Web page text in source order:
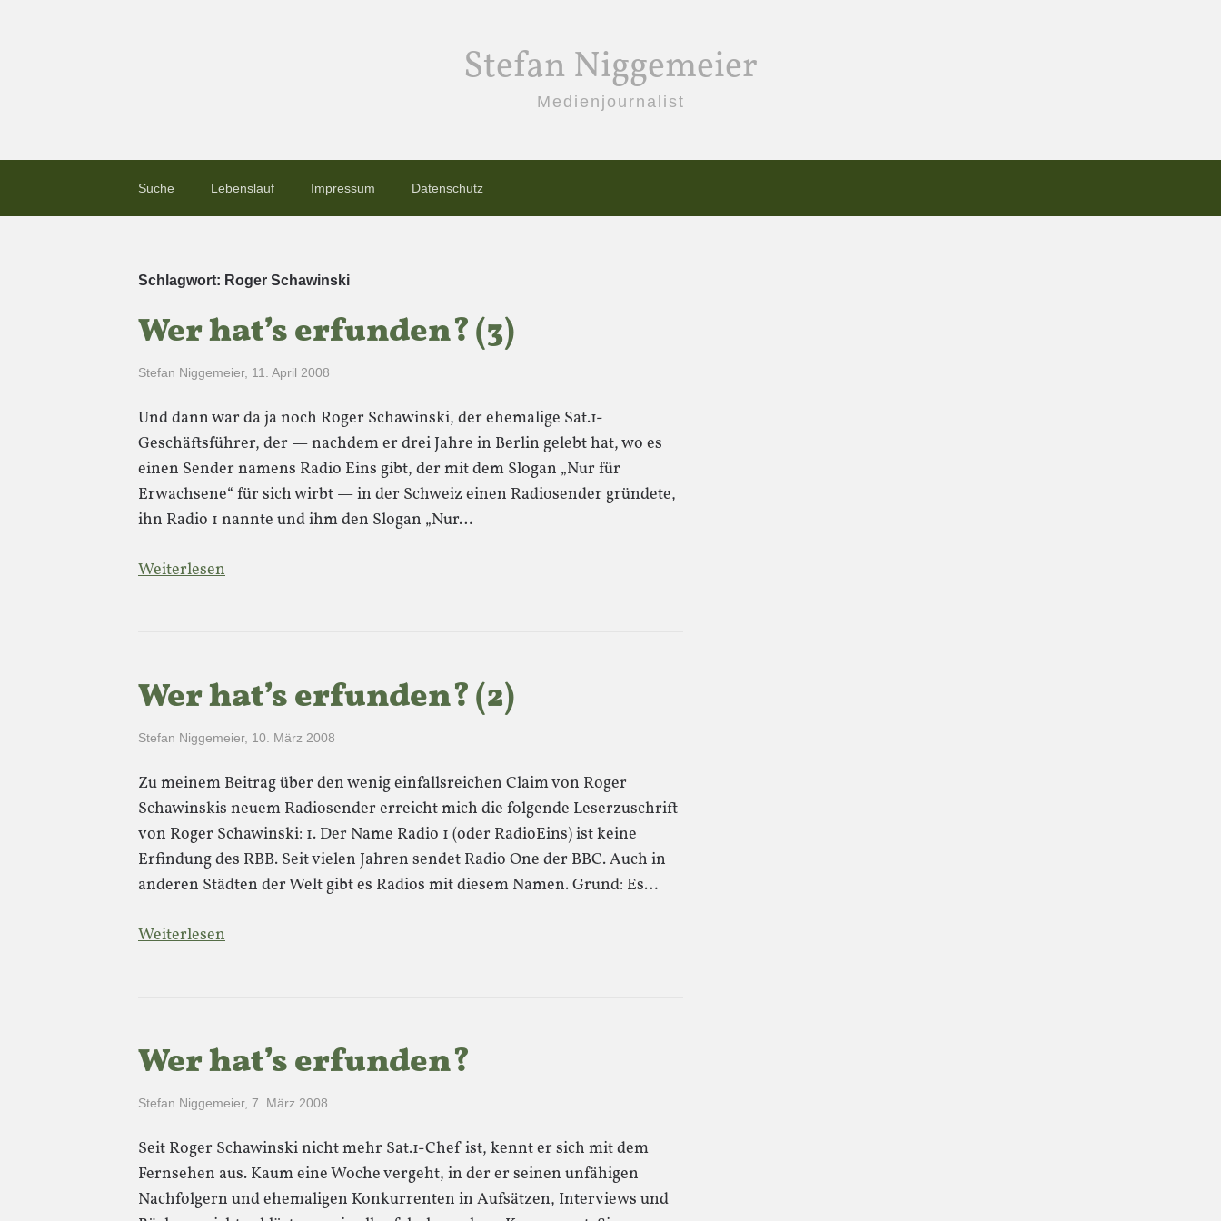
Stefan Niggemeier
Medienjournalist
Suche Lebenslauf Impressum Datenschutz
Schlagwort: Roger Schawinski
Wer hat’s erfunden? (3)
Stefan Niggemeier, 11. April 2008
Und dann war da ja noch Roger Schawinski, der ehemalige Sat.1-
Geschäftsführer, der — nachdem er drei Jahre in Berlin gelebt hat, wo es
einen Sender namens Radio Eins gibt, der mit dem Slogan „Nur für
Erwachsene“ für sich wirbt — in der Schweiz einen Radiosender gründete,
ihn Radio 1 nannte und ihm den Slogan „Nur…
Weiterlesen
Wer hat’s erfunden? (2)
Stefan Niggemeier, 10. März 2008
Zu meinem Beitrag über den wenig einfallsreichen Claim von Roger
Schawinskis neuem Radiosender erreicht mich die folgende Leserzuschrift
von Roger Schawinski: 1. Der Name Radio 1 (oder RadioEins) ist keine
Erfindung des RBB. Seit vielen Jahren sendet Radio One der BBC. Auch in
anderen Städten der Welt gibt es Radios mit diesem Namen. Grund: Es…
Weiterlesen
Wer hat’s erfunden?
Stefan Niggemeier, 7. März 2008
Seit Roger Schawinski nicht mehr Sat.1-Chef ist, kennt er sich mit dem
Fernsehen aus. Kaum eine Woche vergeht, in der er seinen unfähigen
Nachfolgern und ehemaligen Konkurrenten in Aufsätzen, Interviews und